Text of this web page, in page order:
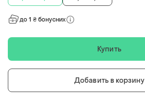
до 1 ₴ бонусних
Купить
Добавить в корзину